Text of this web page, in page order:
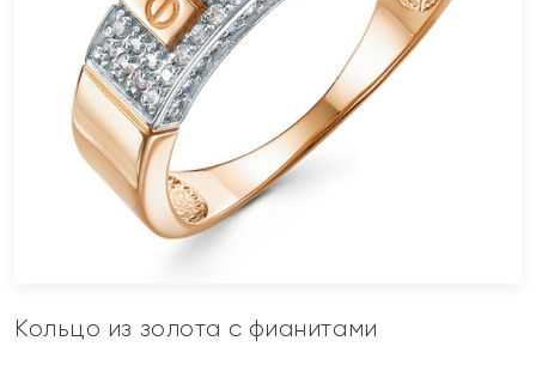
Кольцо из золота с фианитами